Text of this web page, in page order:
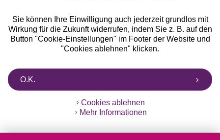
Sie können Ihre Einwilligung auch jederzeit grundlos mit
Wirkung für die Zukunft widerrufen, indem Sie z. B. auf den
Button "Cookie-Einstellungen" im Footer der Website und
"Cookies ablehnen" klicken.
O.K.
Cookies ablehnen
Mehr Informationen